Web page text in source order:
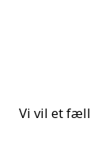
Vi vil et